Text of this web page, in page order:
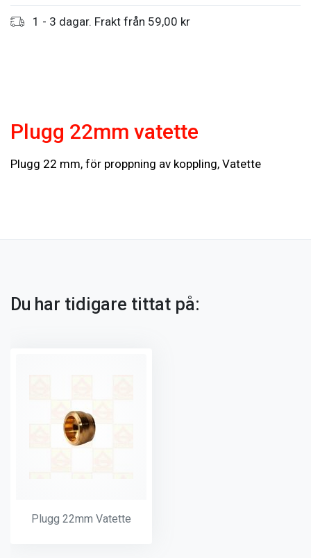
1 - 3 dagar. Frakt från 59,00 kr
Plugg 22mm vatette
Plugg 22 mm, för proppning av koppling, Vatette
Du har tidigare tittat på:
Plugg 22mm Vatette